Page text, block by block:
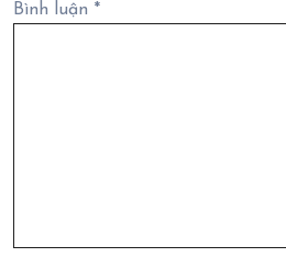
Bình luận *